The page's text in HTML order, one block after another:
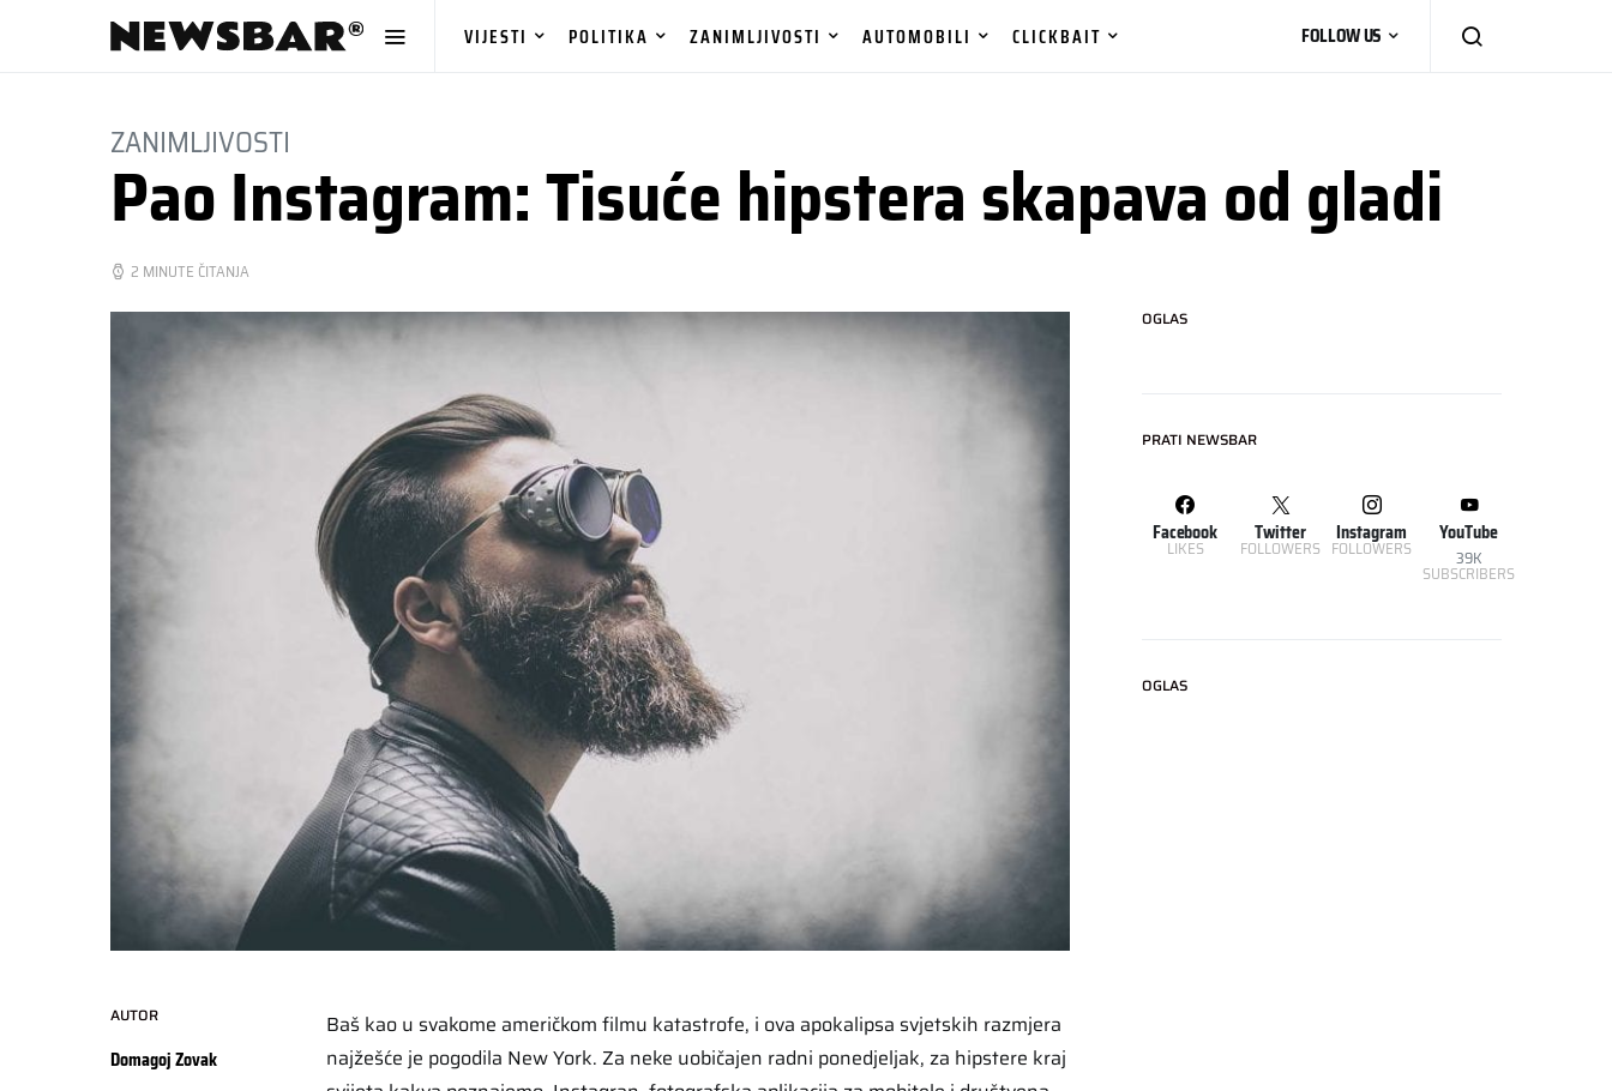
VIJESTI POLITIKA ZANIMLJIVOSTI AUTOMOBILI CLICKBAIT FOLLOW US
ZANIMLJIVOSTI
Pao Instagram: Tisuće hipstera skapava od gladi
2 MINUTE ČITANJA
AUTOR
Domagoj Zovak
Baš kao u svakome američkom filmu katastrofe, i ova apokalipsa svjetskih razmjera
najžešće je pogodila New York. Za neke uobičajen radni ponedjeljak, za hipstere kraj
OGLAS
PRATI NEWSBAR
Facebook
LIKES
Twitter
FOLLOWERS
Instagram
FOLLOWERS
YouTube
39K
SUBSCRIBERS
OGLAS